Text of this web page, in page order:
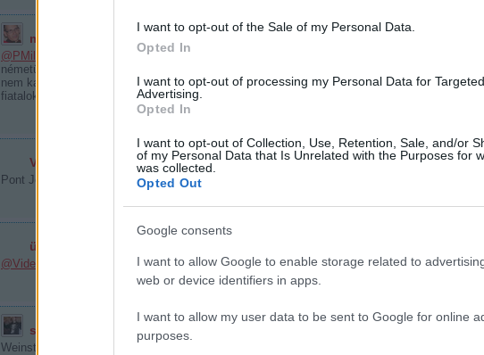
I want to opt-out of the Sale of my Personal Data.
Opted In
I want to opt-out of processing my Personal Data for Targeted
Advertising.
Opted In
I want to opt-out of Collection, Use, Retention, Sale, and/or
of my Personal Data that Is Unrelated with the Purposes for
was collected.
Opted Out
Google consents
I want to allow Google to enable storage related to
web or device identifiers in apps.
I want to allow my user data to be sent to Google for online
purposes.
munkagep
@PMilan83
: részben egyetértek, de azért ne felejtsük, hogy Kóger valószínűleg elég jól
németül Salzburgban és lehet, hogy német nyelvterületen szeretne élni továbbra is. Meg
nem kapott visszautasíthatatlan ajánlatot a Volántól, Csicsó bá elég keményen odamondott a
fiatalok teljesítményét illetően Ljubljana után, és ez nem biztos, hogy jót tett a kapcsolatnak.
Video Tóni 2010.06.15. 18:29:29
Pont Jolán napra kellett ezt a hírt időzíteni? :D
Válasz
üveg
@Video Tóni
: ....adom a hasonlatod,...:D!!!
staycool4eva
Weinstock szereti...es jatszodtassa a fiatalokat